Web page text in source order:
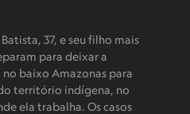
37, e seu filho mais
para deixar a
baixo Amazonas para
território indígena, no
ela trabalha. Os casos